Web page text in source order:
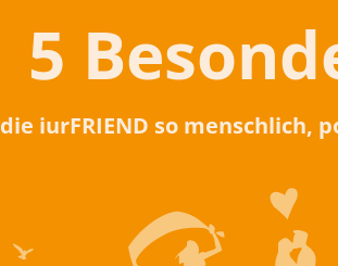
5
die iurFRIEND so menschlich,